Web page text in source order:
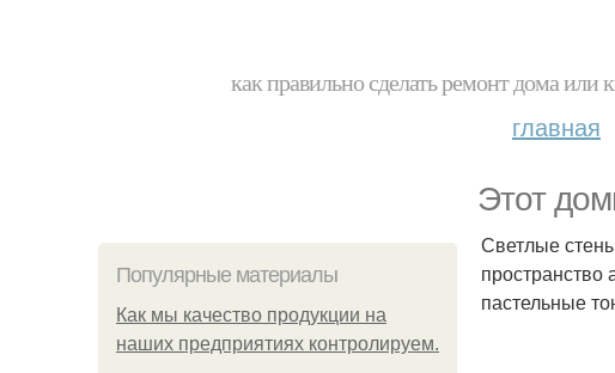
как правильно сделать ремонт дома
главная
Этот
Популярные материалы
Как мы качество продукции на
наших предприятиях контролируем.
Светлые
пространство
пастельные